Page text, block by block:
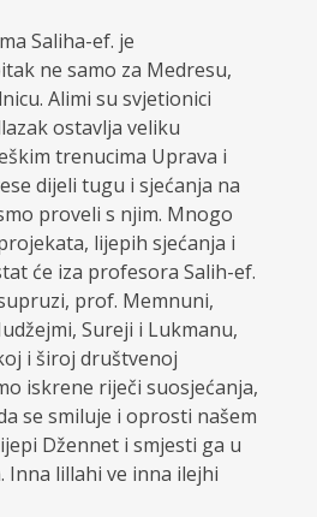
Saliha-ef. je
ne samo za Medresu,
Alimi su svjetionici
ostavlja veliku
trenucima Uprava i
dijeli tugu i sjećanja na
proveli s njim. Mnogo
lijepih sjećanja i
će iza profesora Salih-ef.
prof. Memnuni,
Sureji i Lukmanu,
i široj društvenoj
iskrene riječi suosjećanja,
se smiluje i oprosti našem
Džennet i smjesti ga u
lillahi ve inna ilejhi